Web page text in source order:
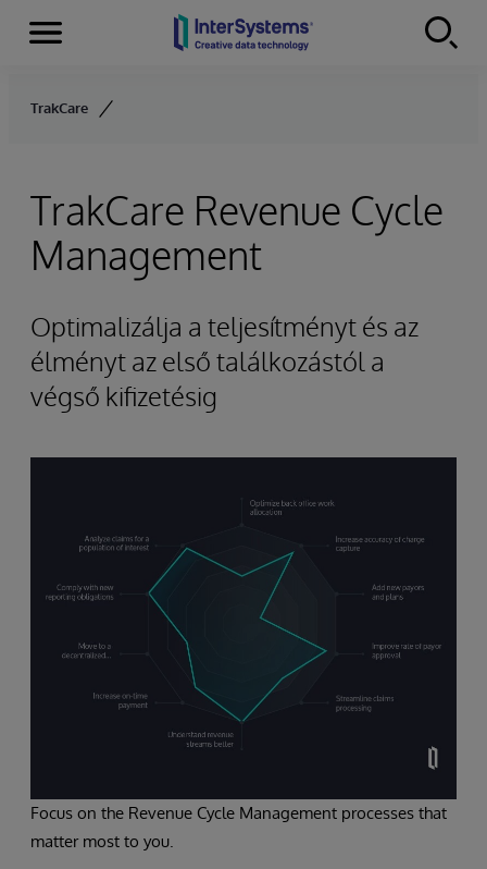
Skip to content
Menu
TrakCare
TrakCare Revenue Cycle
Management
Optimalizálja a teljesítményt és az
élményt az első találkozástól a
végső kifizetésig
Focus on the Revenue Cycle Management processes that
matter most to you.